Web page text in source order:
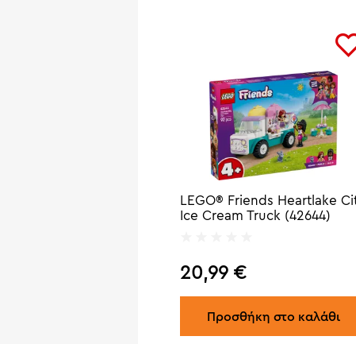
LEGO® Friends Heartlake
Ice Cream Truck (42644)
20,99 €
Προσθήκη στο καλάθι